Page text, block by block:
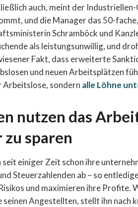
auch, meint der Industriellen-
und die Manager das 50-
Schramböck und
als leistungsunwillig, und
Fakt, dass erweiterte
und neuen Arbeitsplätzen
Arbeitslose, sondern alle Löhne
nutzen das
sparen
seit einiger Zeit schon ihre
Steuerzahlenden ab – so
und maximieren ihre Profite.
Angestellten, stellt ihn nach